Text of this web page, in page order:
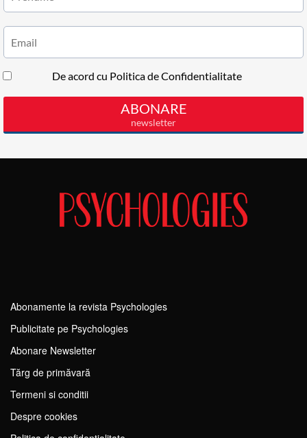
Abonamente la revista Psychologies
Publicitate pe Psychologies
Abonare Newsletter
Tărg de primăvară
Termeni si conditii
Despre cookies